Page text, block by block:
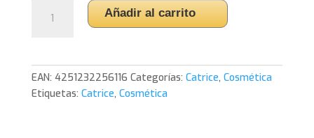
Lashes
Máscara
Añadir al carrito
EAN: 4251232256116 Categorías: Catrice, Cosmética
Etiquetas: Catrice, Cosmética